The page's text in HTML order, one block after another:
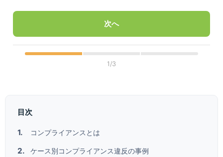
次へ
1/3
目次
コンプライアンスとは
ケース別コンプライアンス違反の事例